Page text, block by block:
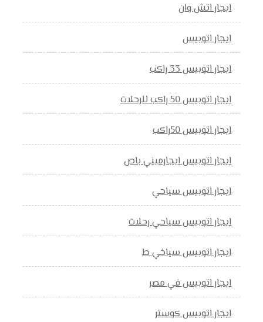
ايجار اتش وان
ايجار اتوبيس
ايجار اتوبيس 33 راكب
ايجار اتوبيس 50 راكب للرحلات
ايجار اتوبيس 50راكب
ايجار اتوبيس ايجارميني باص
ايجار اتوبيس سياحي
ايجار اتوبيس سياحي رحلات
ايجار اتوبيس سياخي ط
ايجار اتوبيس في مصر
ايجار اتوبيس كوستر